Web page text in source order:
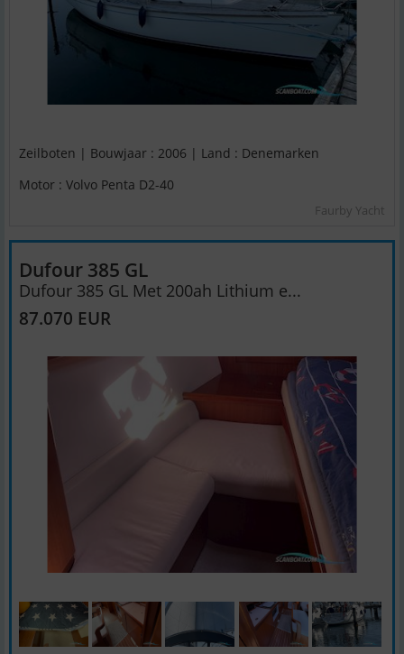
Zeilboten | Bouwjaar : 2006 | Land : Denemarken
Motor : Volvo Penta D2-40
Faurby Yacht
Dufour 385 GL
Dufour 385 GL Met 200ah Lithium e...
87.070 EUR